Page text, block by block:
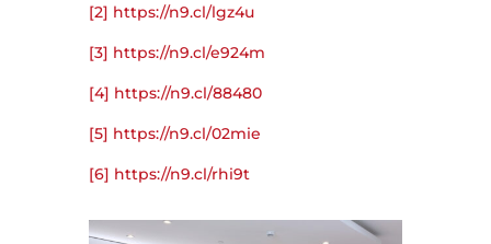
[2] https://n9.cl/lgz4u
[3] https://n9.cl/e924m
[4] https://n9.cl/88480
[5] https://n9.cl/02mie
[6] https://n9.cl/rhi9t